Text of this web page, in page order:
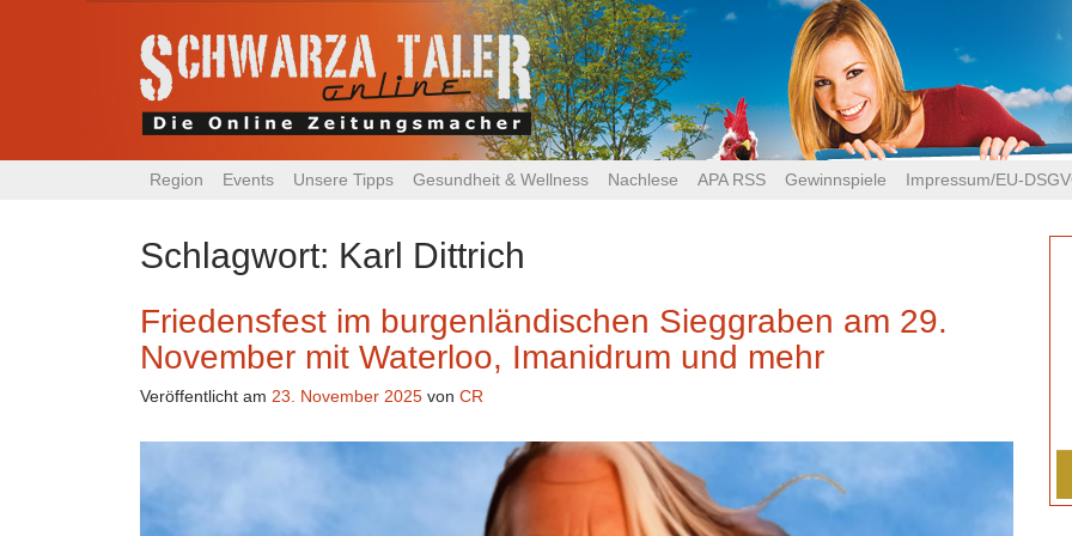
Region Events Unsere Tipps Gesundheit & Wellness Nachlese APA RSS Gewinnspiele Impressum/EU-
Schlagwort: Karl Dittrich
Friedensfest im burgenländischen Sieggraben am 29.
November mit Waterloo, Imanidrum und mehr
Veröffentlicht am 23. November 2025 von CR